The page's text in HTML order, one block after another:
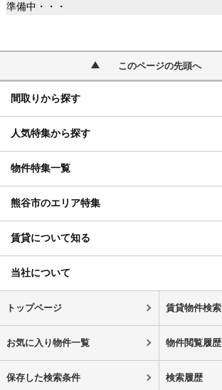
準備中・・・
このページの先頭へ
間取りから探す
人気特集から探す
物件特集一覧
熊谷市のエリア特集
賃貸について知る
当社について
トップページ 賃貸物件検索
お気に入り物件一覧 物件閲覧履歴
保存した検索条件 検索履歴